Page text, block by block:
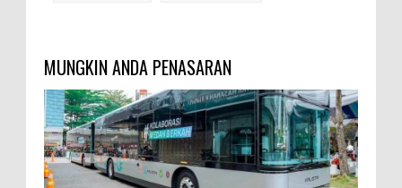
MUNGKIN ANDA PENASARAN